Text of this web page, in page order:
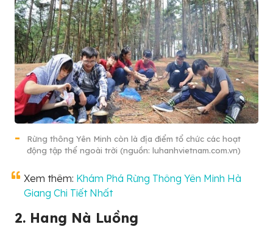
Rừng thông Yên Minh còn là địa điểm tổ chức các hoạt
động tập thể ngoài trời (nguồn: luhanhvietnam.com.vn)
Xem thêm: Khám Phá Rừng Thông Yên Minh Hà
Giang Chi Tiết Nhất
2. Hang Nà Luồng